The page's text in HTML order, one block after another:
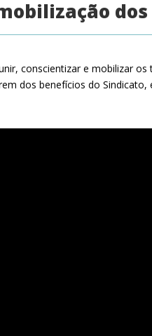
conscientizar e mobilizar
dos benefícios do